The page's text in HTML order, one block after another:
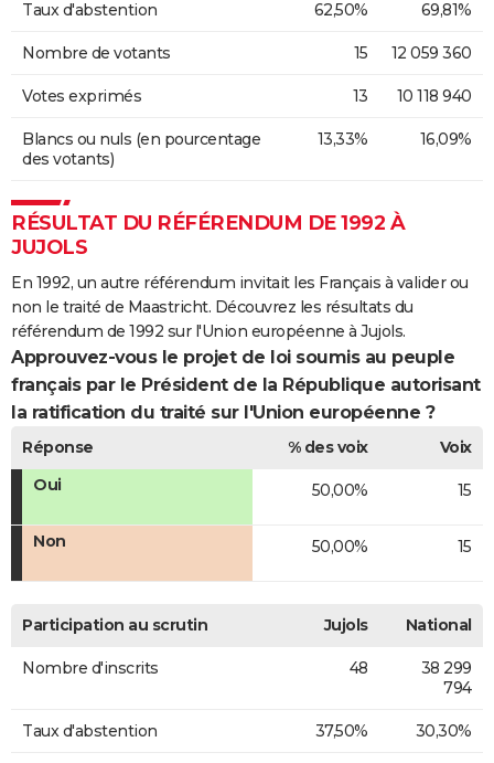
Taux d'abstention 62,50% 69,81%
Nombre de votants 15 12 059 360
Votes exprimés 13 10 118 940
Blancs ou nuls (en pourcentage
des votants)
13,33% 16,09%
RÉSULTAT DU RÉFÉRENDUM DE 1992 À
JUJOLS
En 1992, un autre référendum invitait les Français à valider ou
non le traité de Maastricht. Découvrez les résultats du
référendum de 1992 sur l'Union européenne à Jujols.
Approuvez-vous le projet de loi soumis au peuple
français par le Président de la République autorisant
la ratification du traité sur l'Union européenne ?
Réponse % des voix
Voix
Oui
50,00% 15
Non 50,00% 15
Participation au scrutin Jujols National
Nombre d'inscrits 48
38 299
794
Taux d'abstention 37,50% 30,30%